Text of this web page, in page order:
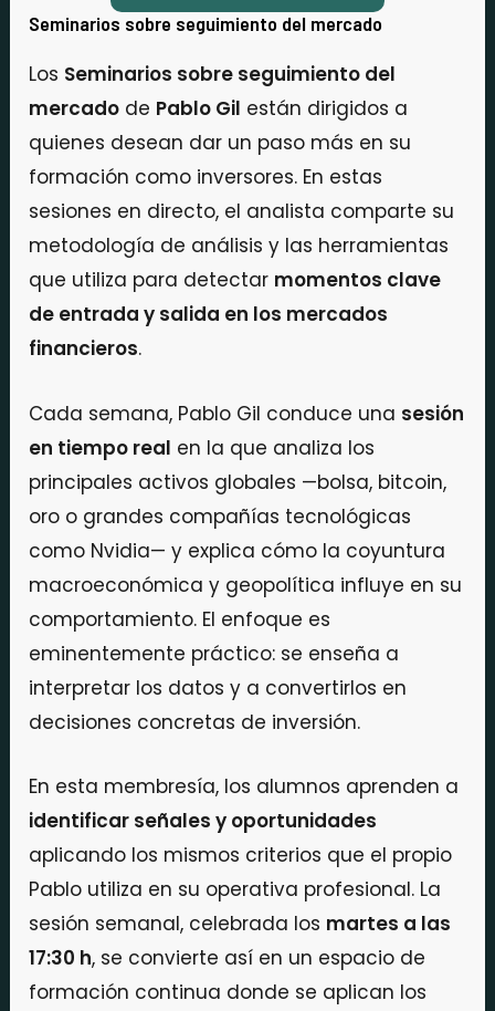
Seminarios sobre seguimiento del mercado
Los Seminarios sobre seguimiento del
mercado de Pablo Gil están dirigidos a
quienes desean dar un paso más en su
formación como inversores. En estas
sesiones en directo, el analista comparte su
metodología de análisis y las herramientas
que utiliza para detectar momentos clave
de entrada y salida en los mercados
financieros.
Cada semana, Pablo Gil conduce una sesión
en tiempo real en la que analiza los
principales activos globales —bolsa, bitcoin,
oro o grandes compañías tecnológicas
como Nvidia— y explica cómo la coyuntura
macroeconómica y geopolítica influye en su
comportamiento. El enfoque es
eminentemente práctico: se enseña a
interpretar los datos y a convertirlos en
decisiones concretas de inversión.
En esta membresía, los alumnos aprenden a
identificar señales y oportunidades
aplicando los mismos criterios que el propio
Pablo utiliza en su operativa profesional. La
sesión semanal, celebrada los martes a las
17:30 h, se convierte así en un espacio de
formación continua donde se aplican los